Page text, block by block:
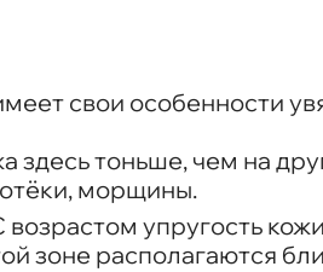
свои особенности
здесь тоньше, чем на
морщины.
возрастом упругость
зоне располагаются